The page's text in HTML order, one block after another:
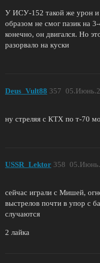
У ИСУ-152 такой же урон и
образом не смог пазик на
конечно, он двигался. Но
разорвало на куски
Deus_Vult88 357
ну стреляя с КТХ по т-70
USSR_Lektor 358
сейчас играли с Мишей,
выстрелов почти в упор с
случаются
2 лайка